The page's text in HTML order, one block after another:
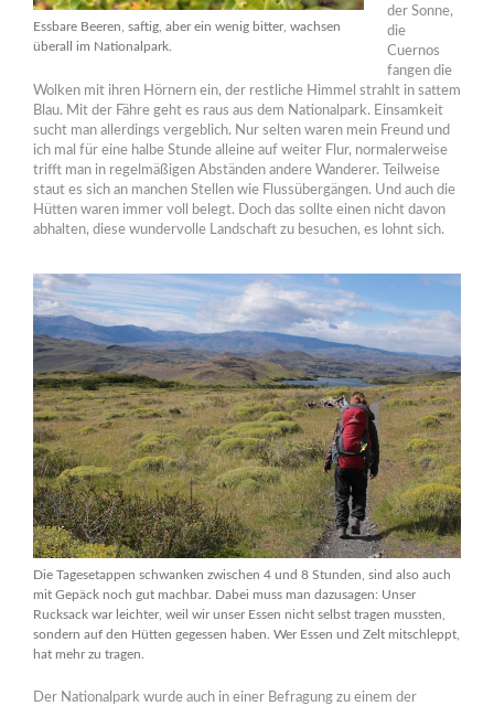
Essbare Beeren, saftig, aber ein wenig bitter, wachsen
überall im Nationalpark.
der Sonne,
die
Cuernos
fangen die
Wolken mit ihren Hörnern ein, der restliche Himmel strahlt in sattem
Blau. Mit der Fähre geht es raus aus dem Nationalpark. Einsamkeit
sucht man allerdings vergeblich. Nur selten waren mein Freund und
ich mal für eine halbe Stunde alleine auf weiter Flur, normalerweise
trifft man in regelmäßigen Abständen andere Wanderer. Teilweise
staut es sich an manchen Stellen wie Flussübergängen. Und auch die
Hütten waren immer voll belegt. Doch das sollte einen nicht davon
abhalten, diese wundervolle Landschaft zu besuchen, es lohnt sich.
Die Tagesetappen schwanken zwischen 4 und 8 Stunden, sind also auch
mit Gepäck noch gut machbar. Dabei muss man dazusagen: Unser
Rucksack war leichter, weil wir unser Essen nicht selbst tragen mussten,
sondern auf den Hütten gegessen haben. Wer Essen und Zelt mitschleppt,
hat mehr zu tragen.
Der Nationalpark wurde auch in einer Befragung zu einem der